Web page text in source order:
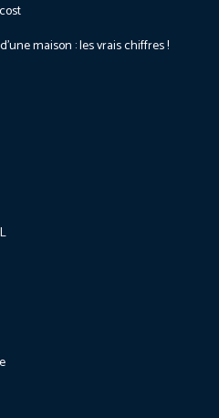
maison : les vrais chiffres !